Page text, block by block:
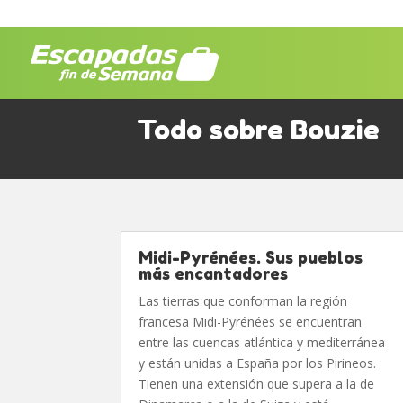
Todo sobre Bouzie
Midi-Pyrénées. Sus pueblos
más encantadores
Las tierras que conforman la región
francesa Midi-Pyrénées se encuentran
entre las cuencas atlántica y mediterránea
y están unidas a España por los Pirineos.
Tienen una extensión que supera a la de